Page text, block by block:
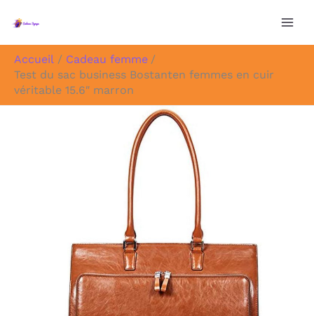
Accueil
Cadeau femme
Test du sac business Bostanten femmes en cuir
véritable 15.6″ marron